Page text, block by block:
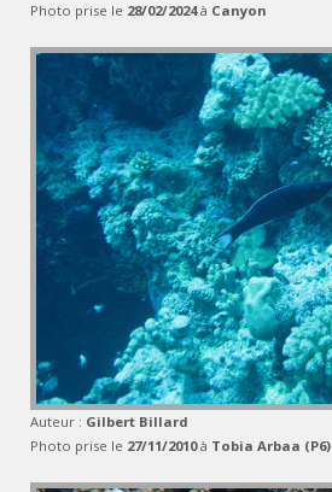
Photo prise le 28/02/2024à Canyon
Auteur : Gilbert Billard
Photo prise le 27/11/2010à Tobia Arbaa (P6)